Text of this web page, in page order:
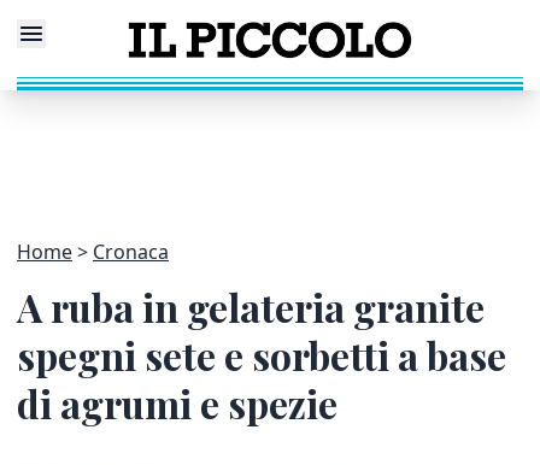
Home Cronaca
A ruba in gelateria granite
spegni sete e sorbetti a base
di agrumi e spezie